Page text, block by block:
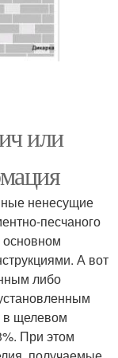
или
ненесущие
песчаного
основном
А вот
либо
в щелевом
При этом